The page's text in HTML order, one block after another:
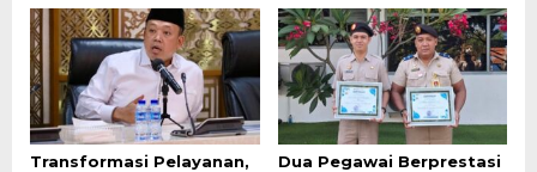
Transformasi Pelayanan,
Dua Pegawai Berprestasi